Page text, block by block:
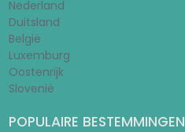
Nederland
Duitsland
België
Luxemburg
Oostenrijk
Slovenië
POPULAIRE BESTEMMINGEN